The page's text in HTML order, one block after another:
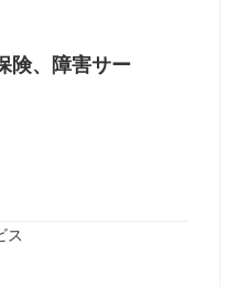
、障害サー
ス